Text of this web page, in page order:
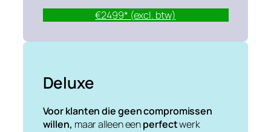
€2499* (excl. btw)
Deluxe
Voor klanten die geen compromissen
willen, maar alleen eenperfectwerk